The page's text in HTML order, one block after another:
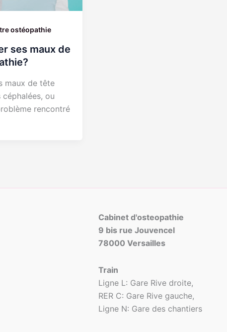
ostéopathie
ses maux de
maux de tête
céphalées, ou
rencontré
Cabinet d'osteopathie
9 bis rue Jouvencel
78000 Versailles
Train
Ligne L: Gare Rive droite,
RER C: Gare Rive gauche,
Ligne N: Gare des chantiers